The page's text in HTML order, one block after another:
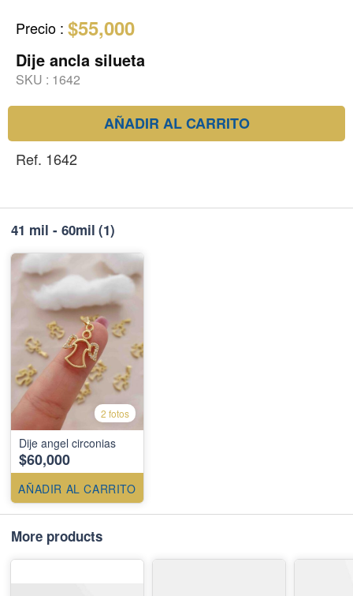
Precio : $55,000
Dije ancla silueta
SKU : 1642
AÑADIR AL CARRITO
Ref. 1642
41 mil - 60mil (1)
2 fotos
Dije angel circonias
$60,000
AÑADIR AL CARRITO
More products